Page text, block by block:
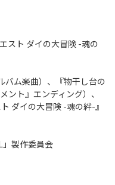
スト ダイの大冒険 -魂の
バム楽曲）、『物干し台の
ント』エンディング）、
ダイの大冒険 -魂の絆-』
製作委員会